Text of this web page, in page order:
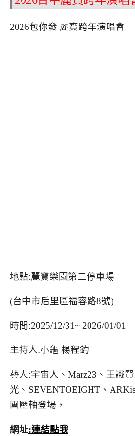
2026包你發 麗寶跨年演唱會
地點:麗寶樂園第二停車場
(台中市后里區福容路8號)
時間:2025/12/31~ 2026/01/01
主持人:小龜 楊程鈞
藝人:宇宙人、Marz23、王識
光、SEVENTOEIGHT、
團壓軸登場，
網址:連結點我